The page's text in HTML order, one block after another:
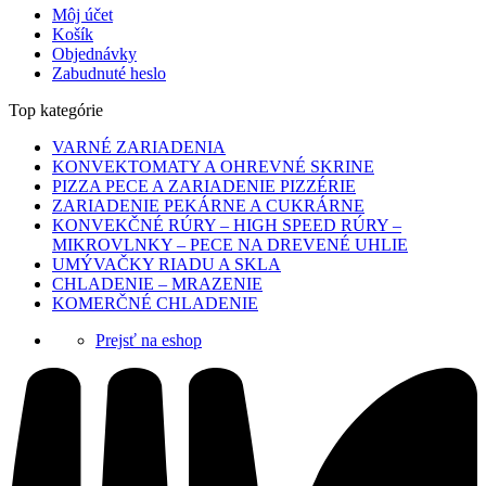
Môj účet
Košík
Objednávky
Zabudnuté heslo
Top kategórie
VARNÉ ZARIADENIA
KONVEKTOMATY A OHREVNÉ SKRINE
PIZZA PECE A ZARIADENIE PIZZÉRIE
ZARIADENIE PEKÁRNE A CUKRÁRNE
KONVEKČNÉ RÚRY – HIGH SPEED RÚRY –
MIKROVLNKY – PECE NA DREVENÉ UHLIE
UMÝVAČKY RIADU A SKLA
CHLADENIE – MRAZENIE
KOMERČNÉ CHLADENIE
Prejsť na eshop